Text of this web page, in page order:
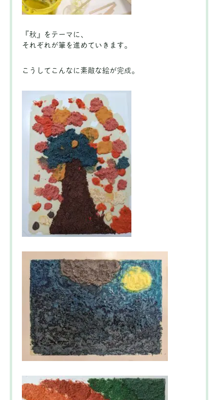
『秋』をテーマに、
それぞれが筆を進めていきます。
こうしてこんなに素敵な絵が完成。